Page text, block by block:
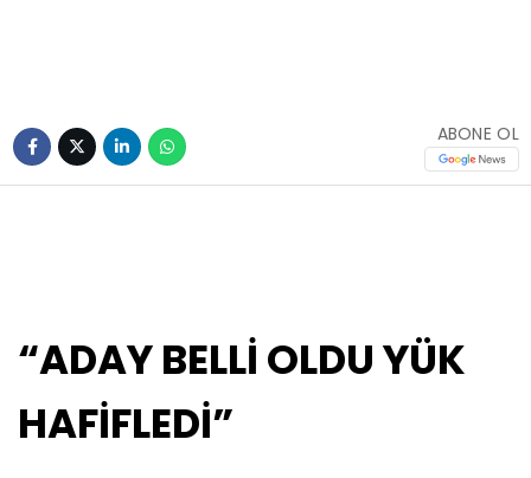
ABONE OL
“ADAY BELLİ OLDU YÜK
HAFİFLEDİ”